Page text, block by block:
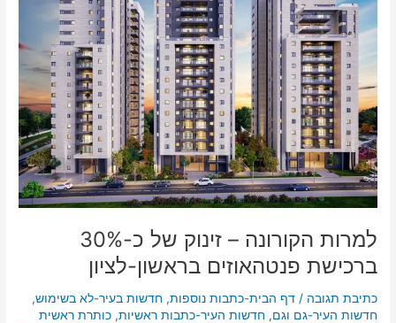
למרות הקורונה – זינוק של כ-30%
ברכישת פנטהאוזים בראשון-לציון
כתיבת תגובה /דף הבית-כתבות נוספות,חדשות בעיר-לא בשימוש,
חדשות העיר-גם וגם,חדשות העיר-כתבות ראשיות,כותרת ראשית
זינוק
של
כ-30%
ברכישת
פנטהאוזים
בראשון-לציון